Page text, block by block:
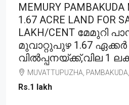
MEMURY PAMBAKUDA
1.67 ACRE LAND FOR
LAKH/CENT മേമുറി
മുവാറ്റുപുഴ 1.67
വിൽപ്പനയ്ക്ക്,വില 1
MUVATTUPUZHA,
Rs.1 lakh